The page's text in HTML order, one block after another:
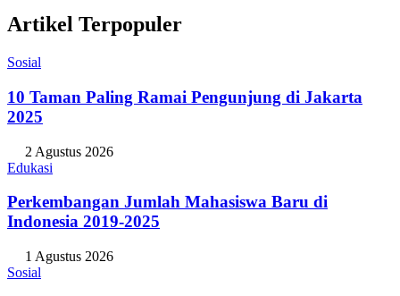
Artikel Terpopuler
Sosial
10 Taman Paling Ramai Pengunjung di Jakarta
2025
2 Agustus 2026
Edukasi
Perkembangan Jumlah Mahasiswa Baru di
Indonesia 2019-2025
1 Agustus 2026
Sosial